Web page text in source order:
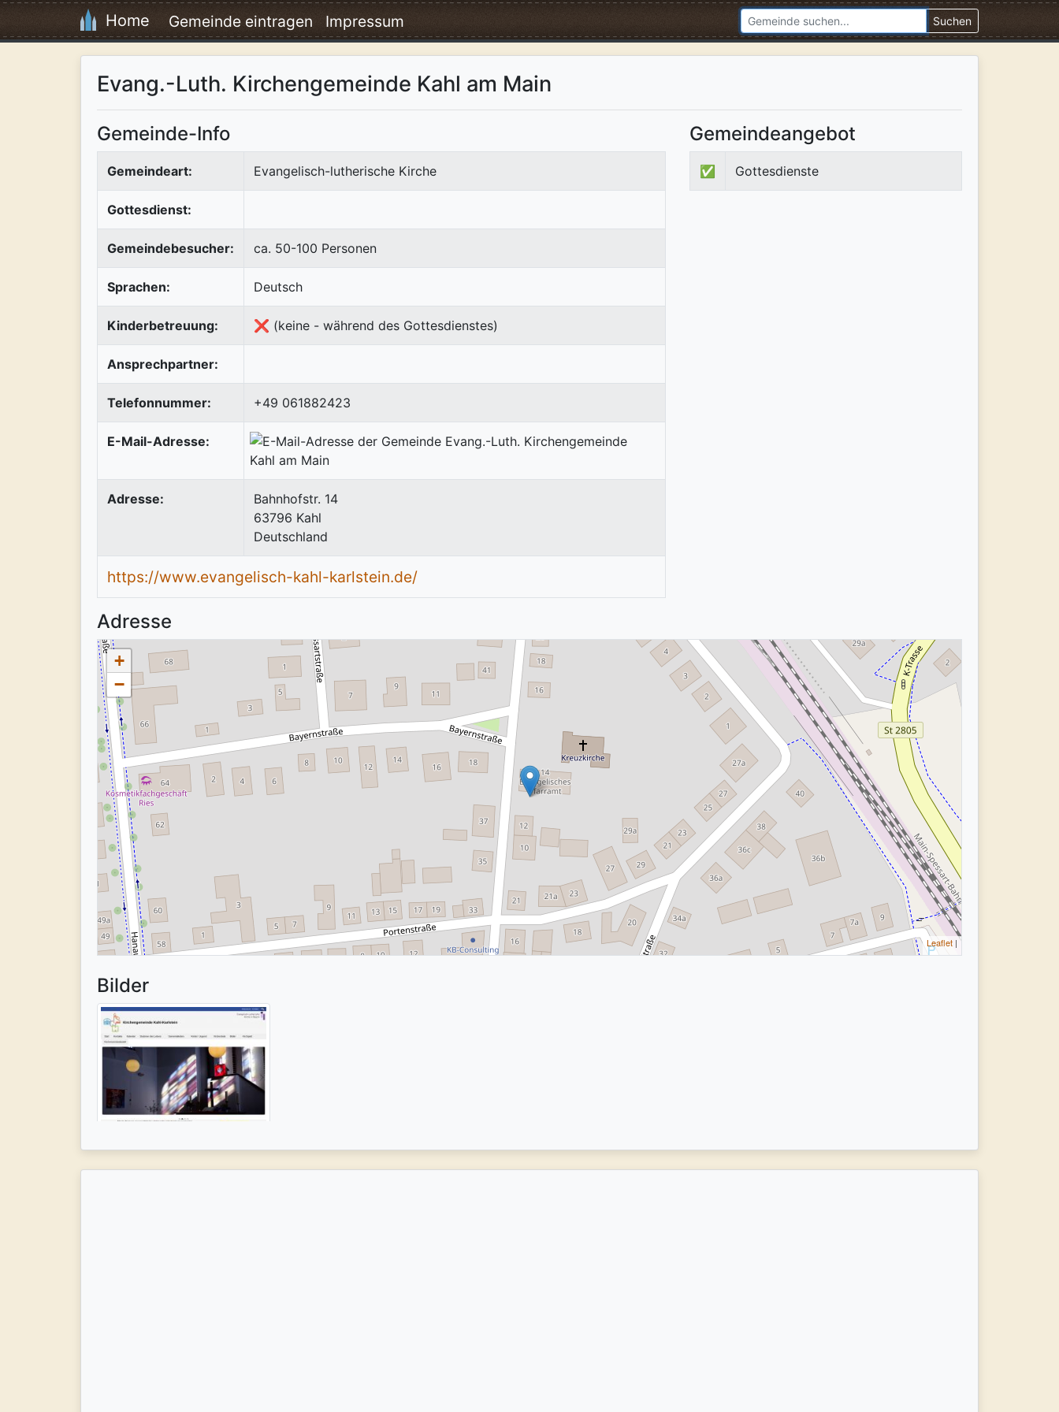
Home Gemeinde eintragen Impressum Suchen
Evang.-Luth. Kirchengemeinde Kahl am Main
Gemeinde-Info
Gemeindeart: Evangelisch-lutherische Kirche
Gottesdienst:
Gemeindebesucher: ca. 50-100 Personen
Sprachen: Deutsch
Kinderbetreuung: ❌ (keine - während des Gottesdienstes)
Ansprechpartner:
Telefonnummer: +49 061882423
E-Mail-Adresse:
Adresse:
Bahnhofstr. 14
63796 Kahl
Deutschland
https://www.evangelisch-kahl-karlstein.de/
Gemeindeangebot
✅ Gottesdienste
Adresse
+
−
Leaflet |
Bilder